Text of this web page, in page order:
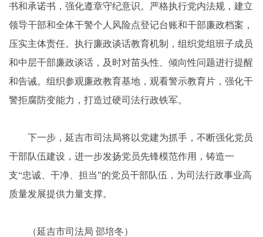
书和承诺书，强化遵章守纪意识。严格执行党内法规，建立
领导干部和全体干警个人风险点登记台账和干部廉政档案，
压实主体责任。执行廉政谈话教育机制，组织党组班子成员
和中层干部廉政谈话，及时对苗头性、倾向性问题进行提醒
和告诫。组织参观廉政教育基地，观看警示教育片，强化干
警拒腐防变能力，打造过硬司法行政铁军。
下一步，延吉市司法局将以党建为抓手，不断强化党员
干部队伍建设，进一步发扬党员先锋模范作用，铸造一
支“忠诚、干净、担当”的党员干部队伍，为司法行政事业高
质量发展提供力量支撑。
（延吉市司法局 邵培冬）